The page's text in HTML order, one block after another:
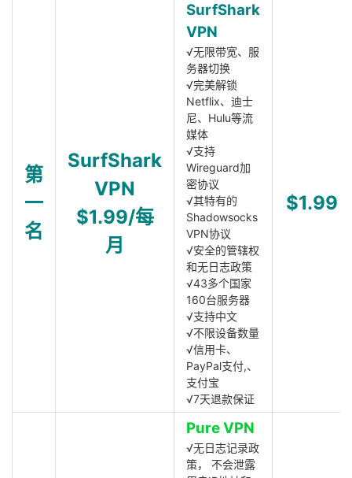
第
一
名
SurfShark
VPN
$1.99/每
月
SurfShark
VPN
√无限带宽、服
务器切换
√完美解锁
Netflix、迪士
尼、Hulu等流
媒体
√支持
Wireguard加
密协议
√其特有的
Shadowsocks
VPN协议
√安全的管辖权
和无日志政策
√43多个国家
160台服务器
√支持中文
√不限设备数量
√信用卡、
PayPal支付,、
支付宝
√7天退款保证
$1.99
Pure VPN
√无日志记录政
策， 不会泄露